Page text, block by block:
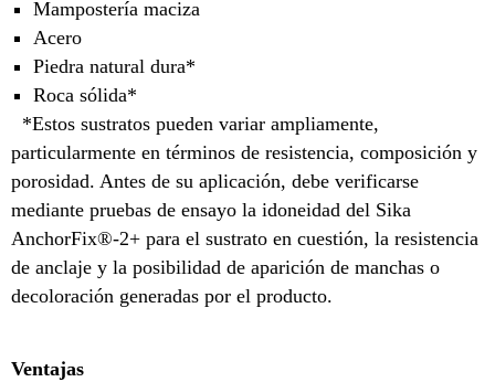
Mampostería maciza
Acero
Piedra natural dura*
Roca sólida*
*Estos sustratos pueden variar ampliamente,
particularmente en términos de resistencia, composición y
porosidad. Antes de su aplicación, debe verificarse
mediante pruebas de ensayo la idoneidad del Sika
AnchorFix®-2+ para el sustrato en cuestión, la resistencia
de anclaje y la posibilidad de aparición de manchas o
decoloración generadas por el producto.
Ventajas